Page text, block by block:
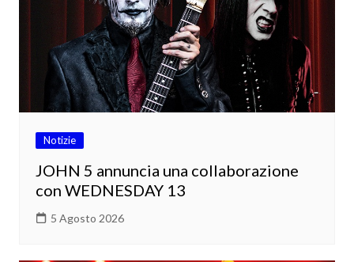
Notizie
JOHN 5 annuncia una collaborazione
con WEDNESDAY 13
5 Agosto 2026